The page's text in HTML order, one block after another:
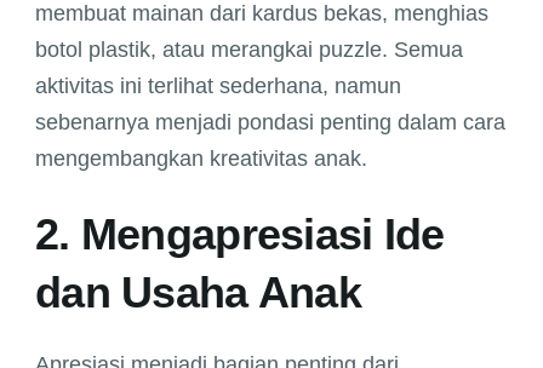
membuat mainan dari kardus bekas, menghias
botol plastik, atau merangkai puzzle. Semua
aktivitas ini terlihat sederhana, namun
sebenarnya menjadi pondasi penting dalam cara
mengembangkan kreativitas anak.
2. Mengapresiasi Ide
dan Usaha Anak